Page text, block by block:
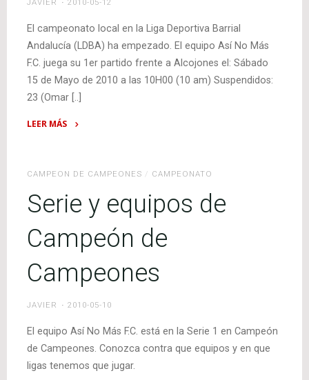
+
Campeones"
El campeonato local en la Liga Deportiva Barrial
Andalucía (LDBA) ha empezado. El equipo Así No Más
F.C. juega su 1er partido frente a Alcojones el: Sábado
15 de Mayo de 2010 a las 10H00 (10 am) Suspendidos:
23 (Omar [..]
LEER MÁS
–
1"
CAMPEON DE CAMPEONES / CAMPEONATO
Serie y equipos de
Campeón de
Campeones
JAVIER 2010-05-10
El equipo Así No Más F.C. está en la Serie 1 en Campeón
de Campeones. Conozca contra que equipos y en que
ligas tenemos que jugar.